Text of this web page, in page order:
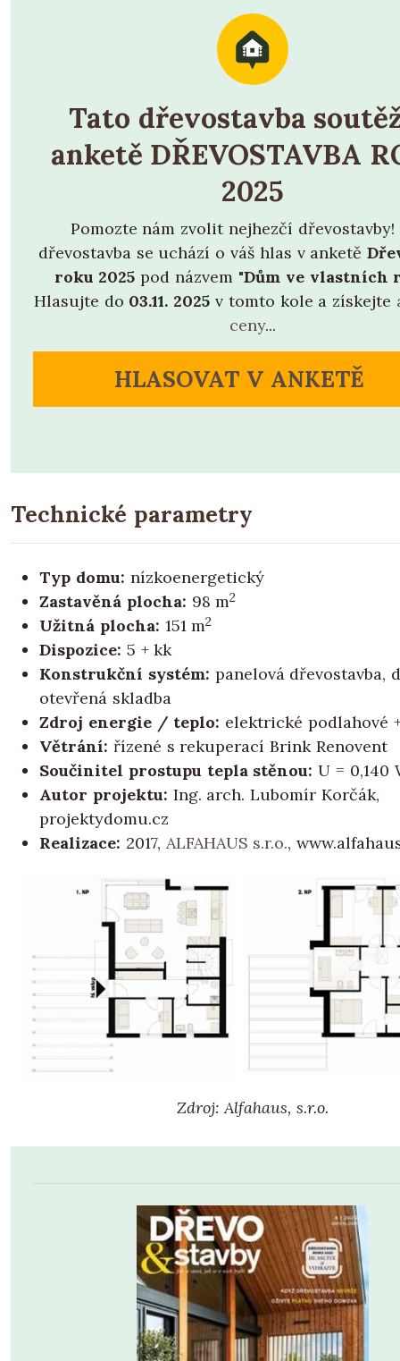
Tato dřevostavba
anketě DŘEVOSTAVBA
2025
Pomozte nám zvolit nejhezčí dřevostavby!
dřevostavba se uchází o váš hlas v anketě
roku 2025 pod názvem "Dům ve vlastních
Hlasujte do 03.11. 2025 v tomto kole a získejte
ceny...
HLASOVAT V ANKETĚ
Technické parametry
Typ domu: nízkoenergetický
Zastavěná plocha: 98 m2
Užitná plocha: 151 m2
Dispozice: 5 + kk
Konstrukční systém: panelová dřevostavba,
otevřená skladba
Zdroj energie / teplo: elektrické podlahové
Větrání: řízené s rekuperací Brink Renovent
Součinitel prostupu tepla stěnou: U = 0,140
Autor projektu: Ing. arch. Lubomír Korčák,
projektydomu.cz
Realizace: 2017, ALFAHAUS s.r.o.,
Zdroj: Alfahaus, s.r.o.